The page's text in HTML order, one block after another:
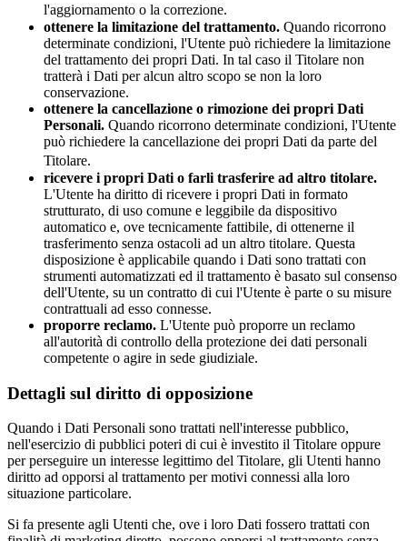
l'aggiornamento o la correzione.
ottenere la limitazione del trattamento. Quando ricorrono
determinate condizioni, l'Utente può richiedere la limitazione
del trattamento dei propri Dati. In tal caso il Titolare non
tratterà i Dati per alcun altro scopo se non la loro
conservazione.
ottenere la cancellazione o rimozione dei propri Dati
Personali. Quando ricorrono determinate condizioni, l'Utente
può richiedere la cancellazione dei propri Dati da parte del
Titolare.
ricevere i propri Dati o farli trasferire ad altro titolare.
L'Utente ha diritto di ricevere i propri Dati in formato
strutturato, di uso comune e leggibile da dispositivo
automatico e, ove tecnicamente fattibile, di ottenerne il
trasferimento senza ostacoli ad un altro titolare. Questa
disposizione è applicabile quando i Dati sono trattati con
strumenti automatizzati ed il trattamento è basato sul consenso
dell'Utente, su un contratto di cui l'Utente è parte o su misure
contrattuali ad esso connesse.
proporre reclamo. L'Utente può proporre un reclamo
all'autorità di controllo della protezione dei dati personali
competente o agire in sede giudiziale.
Dettagli sul diritto di opposizione
Quando i Dati Personali sono trattati nell'interesse pubblico,
nell'esercizio di pubblici poteri di cui è investito il Titolare oppure
per perseguire un interesse legittimo del Titolare, gli Utenti hanno
diritto ad opporsi al trattamento per motivi connessi alla loro
situazione particolare.
Si fa presente agli Utenti che, ove i loro Dati fossero trattati con